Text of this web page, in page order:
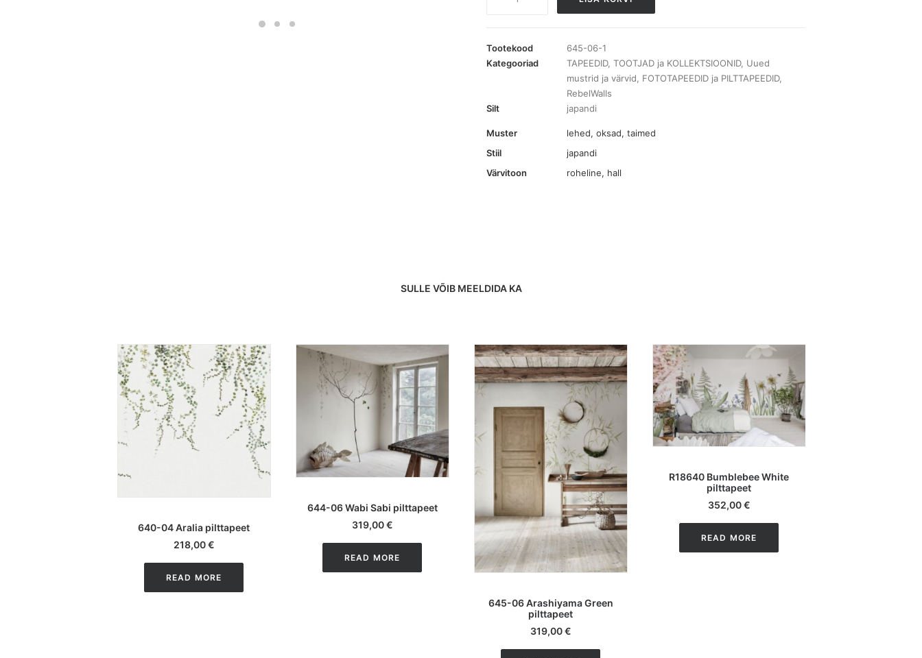
pilttapeet
kogus
Tootekood
645-06-1
Kategooriad
TAPEEDID, TOOTJAD ja KOLLEKTSIOONID, Uued
mustrid ja värvid
FOTOTAPEEDID ja PILTTAPEEDID,
RebelWalls
Silt
japandi
Muster
lehed, oksad, taimed
Stiil
japandi
Värvitoon
roheline, hall
SULLE VÕIB MEELDIDA KA
640-04 Aralia pilttapeet
218,00€
READ MORE
644-06 Wabi Sabi pilttapeet
319,00€
READ MORE
645-06 Arashiyama Green
pilttapeet
319,00€
R18640 Bumblebee White
pilttapeet
352,00€
READ MORE